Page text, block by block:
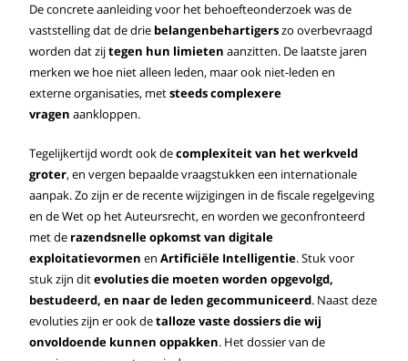
De concrete aanleiding voor het behoefteonderzoek was de
vaststelling dat de drie belangenbehartigerszo overbevraagd
worden dat zijtegen hun limieten aanzitten. De laatste jaren
merken we hoe niet alleen leden, maar ook niet-leden en
externe organisaties, metsteeds complexere
vragen aankloppen.
Tegelijkertijd wordt ook decomplexiteit van het werkveld
groter, en vergen bepaalde vraagstukken een internationale
aanpak. Zo zijn er de recente wijzigingen in de fiscale regelgeving
en de Wet op het Auteursrecht, en worden we geconfronteerd
met de razendsnelle opkomst van digitale
exploitatievormenenArtificiële Intelligentie. Stuk voor
stuk zijn ditevoluties die moeten worden opgevolgd,
bestudeerd, en naar de leden gecommuniceerd. Naast deze
evoluties zijn er ook detalloze vaste dossiers die wij
onvoldoende kunnen oppakken. Het dossier van de